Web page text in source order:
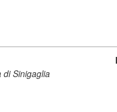
di Sinigaglia